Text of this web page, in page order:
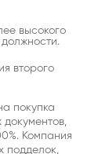
высокого
второго
покупка
документов,
Компания
подделок,